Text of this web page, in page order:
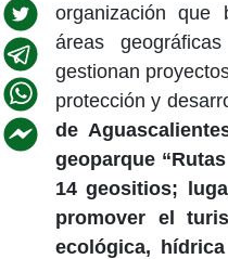
organización que
áreas
gestionan
protección y
de
geoparque
14 geositios;
promover el
ecológica,